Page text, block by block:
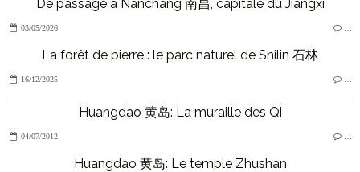
De passage à Nanchang 南昌, capitale du Jiangxi
03/05/2026
La forêt de pierre : le parc naturel de Shilin 石林
16/12/2025
Huangdao 黄岛: La muraille des Qi
04/07/2012
Huangdao 黄岛: Le temple Zhushan